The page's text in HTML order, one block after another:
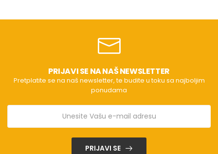
PRIJAVI SE NA NAŠ NEWSLETTER
Pretplatite se na naš newsletter, te budite u toku sa najboljim
ponudama
PRIJAVI SE